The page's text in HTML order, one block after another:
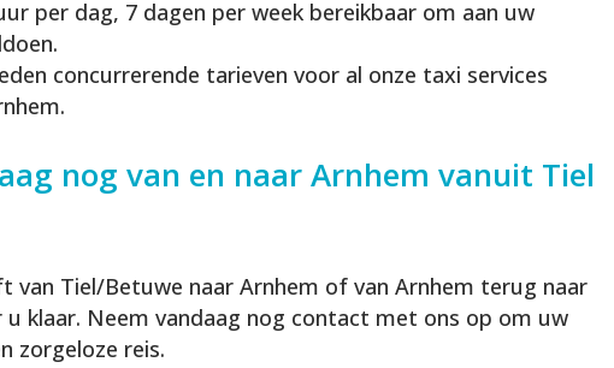
per dag, 7 dagen per week bereikbaar om aan uw
concurrerende tarieven voor al onze taxi services
nog van en naar Arnhem vanuit Tiel
van Tiel/Betuwe naar Arnhem of van Arnhem terug naar
klaar. Neem vandaag nog contact met ons op om uw
zorgeloze reis.